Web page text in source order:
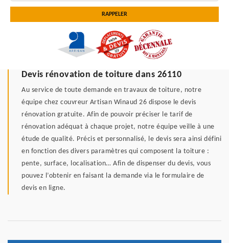
Devis rénovation de toiture dans 26110
Au service de toute demande en travaux de toiture, notre
équipe chez couvreur Artisan Winaud 26 dispose le devis
rénovation gratuite. Afin de pouvoir préciser le tarif de
rénovation adéquat à chaque projet, notre équipe veille à une
étude de qualité. Précis et personnalisé, le devis sera ainsi défini
en fonction des divers paramètres qui composent la toiture :
pente, surface, localisation… Afin de dispenser du devis, vous
pouvez l’obtenir en faisant la demande via le formulaire de
devis en ligne.